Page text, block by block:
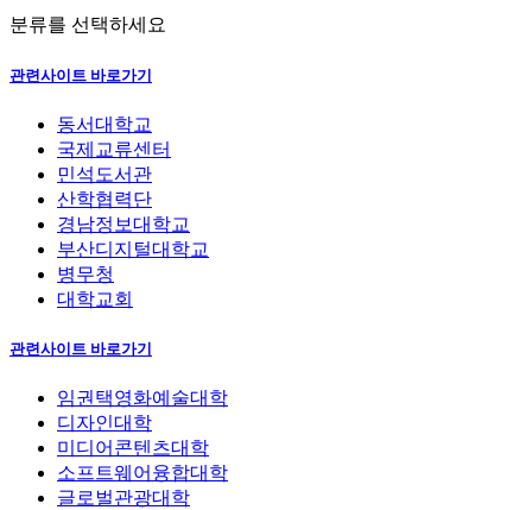
분류를 선택하세요
관련사이트 바로가기
동서대학교
국제교류센터
민석도서관
산학협력단
경남정보대학교
부산디지털대학교
병무청
대학교회
관련사이트 바로가기
임권택영화예술대학
디자인대학
미디어콘텐츠대학
소프트웨어융합대학
글로벌관광대학